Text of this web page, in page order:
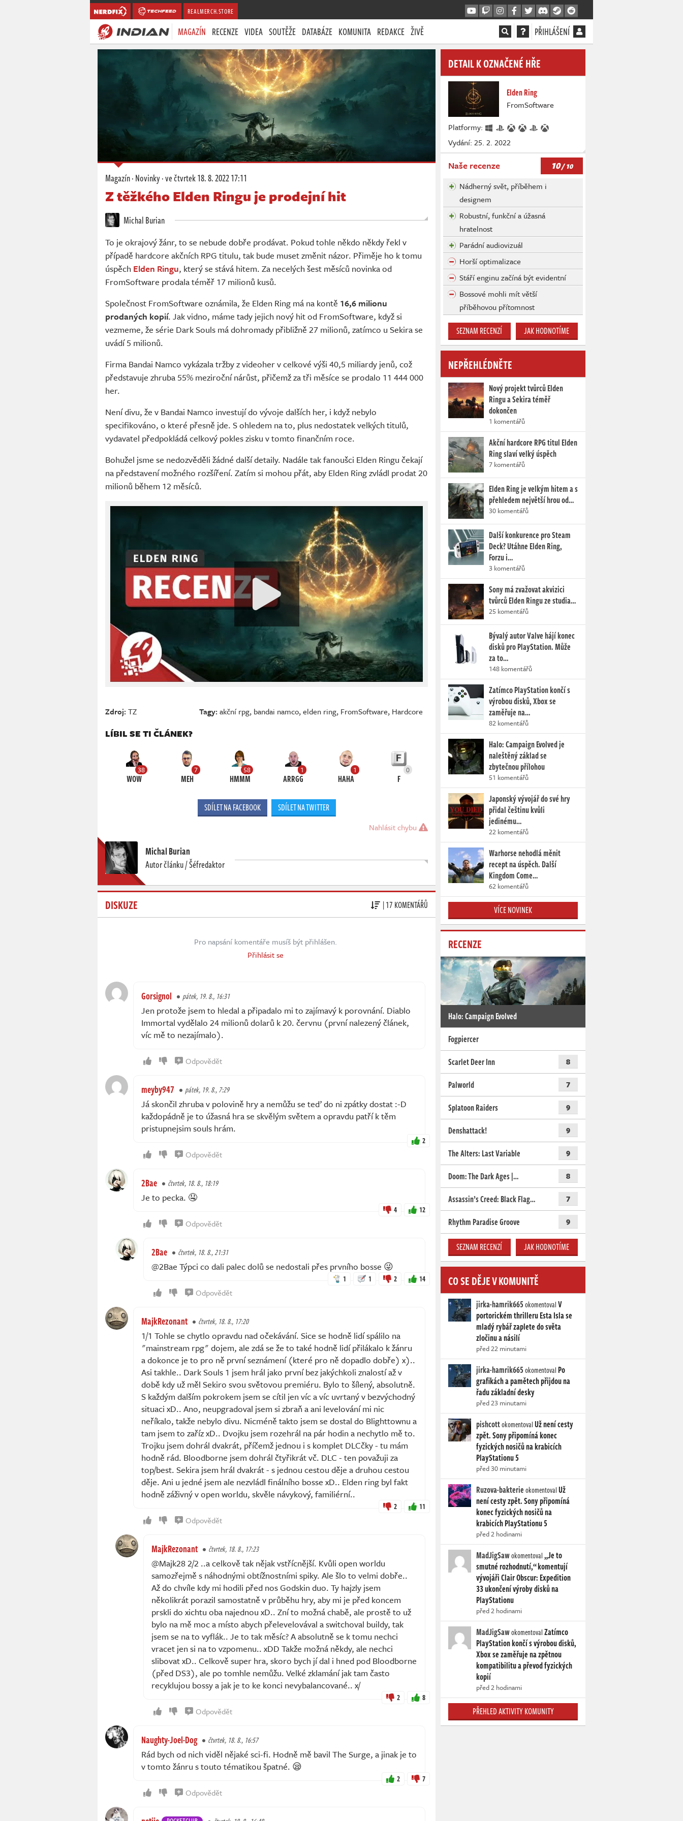
REALMERCH.STORE
MAGAZÍN RECENZE VIDEA SOUTĚŽE DATABÁZE KOMUNITA REDAKCE ŽIVĚ PŘIHLÁŠENÍ
Magazín·Novinky·ve čtvrtek18. 8. 2022 17:11
Z těžkého Elden Ringu je prodejní hit
Michal Burian
To je okrajový žánr, to se nebude dobře prodávat. Pokud tohle někdo někdy řekl v
případě hardcore akčních RPG titulu, tak bude muset změnit názor. Přiměje ho k tomu
úspěch Elden Ringu, který se stává hitem. Za necelých šest měsíců novinka od
FromSoftware prodala téměř 17 milionů kusů.
Společnost FromSoftware oznámila, že Elden Ring má na kontě 16,6 milionu
prodaných kopií. Jak vidno, máme tady jejich nový hit od FromSoftware, když si
vezmeme, že série Dark Souls má dohromady přibližně 27 milionů, zatímco u Sekira se
uvádí 5 milionů.
Firma Bandai Namco vykázala tržby z videoher v celkové výši 40,5 miliardy jenů, což
představuje zhruba 55% meziroční nárůst, přičemž za tři měsíce se prodalo 11 444 000
her.
Není divu, že v Bandai Namco investují do vývoje dalších her, i když nebylo
specifikováno, o které přesně jde. S ohledem na to, plus nedostatek velkých titulů,
vydavatel předpokládá celkový pokles zisku v tomto finančním roce.
Bohužel jsme se nedozvěděli žádné další detaily. Nadále tak fanoušci Elden Ringu čekají
na představení možného rozšíření. Zatím si mohou přát, aby Elden Ring zvládl prodat 20
milionů během 12 měsíců.
Zdroj:TZ Tagy:akční rpg, bandai namco,elden ring, FromSoftware, Hardcore
LÍBIL SE TI ČLÁNEK?
38
WOW
7
MEH
58
HMMM
1
ARRGG
1
HAHA
0
F
SDÍLET NA FACEBOOK SDÍLET NA TWITTER
Nahlásit chybu
Michal Burian
Autor článku / Šéfredaktor
DISKUZE | 17 KOMENTÁŘŮ
Pro napsání komentáře musíš být přihlášen.
Přihlásit se
Gorsignol pátek, 19. 8., 16:31
Jen protože jsem to hledal a připadalo mi to zajímavý k porovnání. Diablo
Immortal vydělalo 24 milionů dolarů k 20. červnu (první nalezený článek,
víc mě to nezajímalo).
Odpovědět
meyby947 pátek, 19. 8., 7:29
Já skončil zhruba v polovině hry a nemůžu se teď do ni zpátky dostat :-D
každopádně je to úžasná hra se skvělým světem a opravdu patří k těm
pristupnejsim souls hrám.
2
Odpovědět
2Bae čtvrtek, 18. 8., 18:19
Je to pecka. 🤤
4 12
Odpovědět
2Bae čtvrtek, 18. 8., 21:31
@2Bae Týpci co dali palec dolů se nedostali přes prvního bosse 😜
1 1 2 14
Odpovědět
MajkRezonant čtvrtek, 18. 8., 17:20
1/1 Tohle se chytlo opravdu nad očekávání. Sice se hodně lidí spálilo na
"mainstream rpg" dojem, ale zdá se že to také hodně lidí přilákalo k žánru
a dokonce je to pro ně první seznámení (které pro ně dopadlo dobře) x)..
Asi takhle.. Dark Souls 1 jsem hrál jako první bez jakýchkoli znalostí až v
době kdy už měl Sekiro svou světovou premiéru. Bylo to šílený, absolutně.
S každým dalším pokrokem jsem se cítil jen víc a víc uvrtaný v bezvýchodný
situaci xD.. Ano, neupgradoval jsem si zbraň a ani levelování mi nic
neříkalo, takže nebylo divu. Nicméně takto jsem se dostal do Blighttownu a
tam jsem to zaříz xD.. Dvojku jsem rozehrál na pár hodin a nechytlo mě to.
Trojku jsem dohrál dvakrát, příčemž jednou i s komplet DLCčky - tu mám
hodně rád. Bloodborne jsem dohrál čtyřikrát vč. DLC - ten považuji za
top/best. Sekira jsem hrál dvakrát - s jednou cestou děje a druhou cestou
děje. Ani u jedné jsem ale nezvládl finálního bosse xD.. Elden ring byl fakt
hodně záživný v open worldu, skvěle návykový, familiérní..
2 11
Odpovědět
MajkRezonant čtvrtek, 18. 8., 17:23
@Majk28 2/2 ..a celkově tak nějak vstřícnější. Kvůli open worldu
samozřejmě s náhodnými obtížnostními spiky. Ale šlo to velmi dobře..
Až do chvíle kdy mi hodili před nos Godskin duo. Ty hajzly jsem
několikrát porazil samostatně v průběhu hry, aby mi je před koncem
prskli do xichtu oba najednou xD.. Zní to možná chabě, ale prostě to už
bylo na mě moc a místo abych přelevelovával a switchoval buildy, tak
jsem se na to vyflák.. Je to tak měsíc? A absolutně se k tomu nechci
vracet jen si na to vzpomenu.. xDD Takže možná někdy, ale nechci
slibovat xD.. Celkově super hra, skoro bych jí dal i hned pod Bloodborne
(před DS3), ale po tomhle nemůžu. Velké zklamání jak tam často
recyklujou bossy a jak je to ke konci nevybalancované.. x/
2 8
Odpovědět
Naughty-Joel-Dog čtvrtek, 18. 8., 16:57
Rád bych od nich viděl nějaké sci-fi. Hodně mě bavil The Surge, a jinak je to
v tomto žánru s touto tématikou špatné. 😪
2 7
Odpovědět
DETAIL K OZNAČENÉ HŘE
Elden Ring
FromSoftware
Platformy:
Vydání: 25. 2. 2022
Naše recenze 10/ 10
Nádherný svět, příběhem i
designem
Robustní, funkční a úžasná
hratelnost
Parádní audiovizuál
Horší optimalizace
Stáří enginu začíná být evidentní
Bossové mohli mít větší
příběhovou přítomnost
SEZNAM RECENZÍ JAK HODNOTÍME
NEPŘEHLÉDNĚTE
Nový projekt tvůrců Elden
Ringu a Sekira téměř
dokončen
1 komentářů
Akční hardcore RPG titul Elden
Ring slaví velký úspěch
7 komentářů
Elden Ring je velkým hitem a s
přehledem největší hrou od…
30 komentářů
Další konkurence pro Steam
Deck? Utáhne Elden Ring,
Forzu i…
3 komentářů
Sony má zvažovat akvizici
tvůrců Elden Ringu ze studia…
25 komentářů
Bývalý autor Valve hájí konec
disků pro PlayStation. Může
za to…
148 komentářů
Zatímco PlayStation končí s
výrobou disků, Xbox se
zaměřuje na…
82 komentářů
Halo: Campaign Evolved je
naleštěný základ se
zbytečnou přílohou
51 komentářů
Japonský vývojář do své hry
přidal češtinu kvůli
jedinému…
22 komentářů
Warhorse nehodlá měnit
recept na úspěch. Další
Kingdom Come…
62 komentářů
VÍCE NOVINEK
RECENZE
Halo: Campaign Evolved
Fogpiercer
Scarlet Deer Inn
8
Palworld 7
Splatoon Raiders 9
Denshattack! 9
The Alters: Last Variable 9
Doom: The Dark Ages |… 8
Assassin’s Creed: Black Flag… 7
Rhythm Paradise Groove 9
SEZNAM RECENZÍ JAK HODNOTÍME
CO SE DĚJE V KOMUNITĚ
jirka-hamrik665okomentovalV
portorickém thrilleru Esta Isla se
mladý rybář zaplete do světa
zločinu a násilí
před 22 minutami
jirka-hamrik665okomentoval Po
grafikách a pamětech přijdou na
řadu základní desky
před 23 minutami
pishcottokomentovalUž není cesty
zpět. Sony připomíná konec
fyzických nosičů na krabicích
PlayStationu 5
před 30 minutami
Ruzova-bakterieokomentovalUž
není cesty zpět. Sony připomíná
konec fyzických nosičů na
krabicích PlayStationu 5
před 2 hodinami
MadJigSawokomentoval„Je to
smutné rozhodnutí,“ komentují
vývojáři Clair Obscur: Expedition
33 ukončení výroby disků na
PlayStationu
před 2 hodinami
MadJigSawokomentovalZatímco
PlayStation končí s výrobou disků,
Xbox se zaměřuje na zpětnou
kompatibilitu a převod fyzických
kopií
před 2 hodinami
PŘEHLED AKTIVITY KOMUNITY